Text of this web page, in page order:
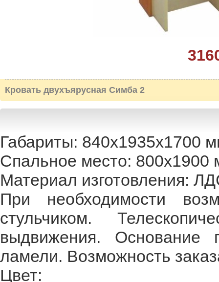
Кровать двухъярусная Симба 2
Габариты: 840х1935х1700
Спальное место: 800х1900
Материал изготовления:
При необходимости
стульчиком.
выдвижения. Основание
ламели. Возможность
Цвет: